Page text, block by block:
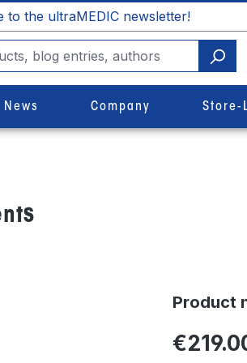
to the ultraMEDIC newsletter!
News Company Store-
Product